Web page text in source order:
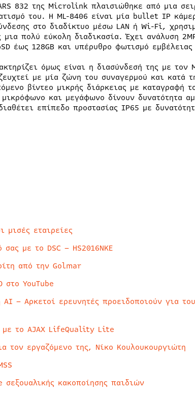
832 της Microlink πλαισιώθηκε από μια
του. Η ML-8406 είναι μία bullet ΙΡ
στο διαδίκτυο μέσω LAN ή Wi-Fi,
πολύ εύκολη διαδικασία. Έχει ανάλυση
έως 128GB και υπέρυθρο φωτισμό
όμως είναι η διασύνδεσή της με τον
με μία ζώνη του συναγερμού και κατά
βίντεο μικρής διάρκειας με καταγραφή
και μεγάφωνο δίνουν δυνατότητα
επίπεδο προστασίας ΙΡ65 με
μισές εταιρείες
με το DSC – HS2016NKE
από την Golmar
YouTube
– Αρκετοί ερευνητές προειδοποιούν για
με το AJAX LifeQuality Lite
εργαζόμενο της, Νίκο Κουλουκουργιώτη
κακοποίησης παιδιών